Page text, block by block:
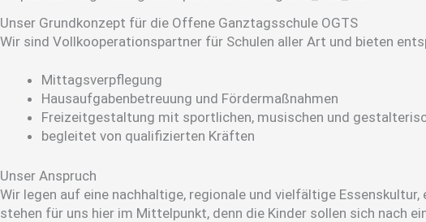
Unser Grund­konzept für die Offene Ganztags­schule OGTS
Wir sind Vollkooperationspartner für Schulen aller Art und bieten
Mittagsverpflegung
Hausaufgabenbetreuung und Fördermaßnahmen
Freizeitgestaltung mit sportlichen, musischen und
begleitet von qualifizierten Kräften
Unser Anspruch
Wir legen auf eine nachhaltige, regionale und vielfältige
stehen für uns hier im Mittelpunkt, denn die Kinder sollen sich nach